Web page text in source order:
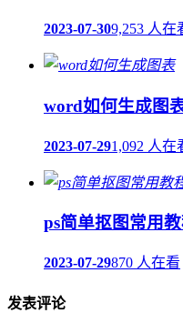
2023-07-309,253 人在
word如何生成图
2023-07-291,092 人在
ps简单抠图常用
2023-07-29870 人在看
发表评论